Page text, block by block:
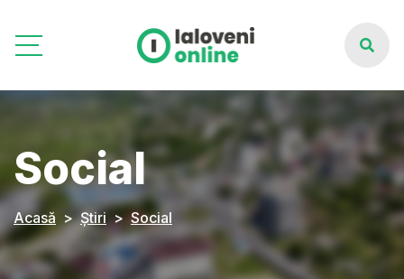
Social
Acasă Știri Social